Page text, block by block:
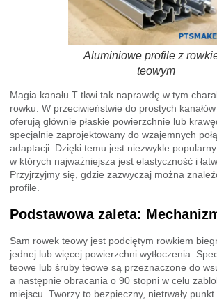
Aluminiowe profile z
teowym
Magia kanału T tkwi tak naprawdę w tym
rowku. W przeciwieństwie do prostych
oferują głównie płaskie powierzchnie lub
specjalnie zaprojektowany do wzajemnych
adaptacji. Dzięki temu jest niezwykle
w których najważniejsza jest elastyczność i
Przyjrzyjmy się, gdzie zazwyczaj można
profile.
Podstawowa zaleta:
Sam rowek teowy jest podciętym rowkiem
jednej lub więcej powierzchni wytłoczenia.
teowe lub śruby teowe są przeznaczone do
a następnie obracania o 90 stopni w celu
miejscu. Tworzy to bezpieczny, nietrwały